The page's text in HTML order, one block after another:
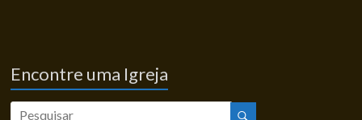
Encontre uma Igreja